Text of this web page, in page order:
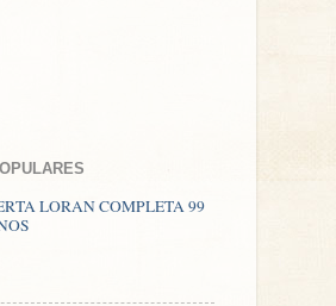
LORAN COMPLETA 99